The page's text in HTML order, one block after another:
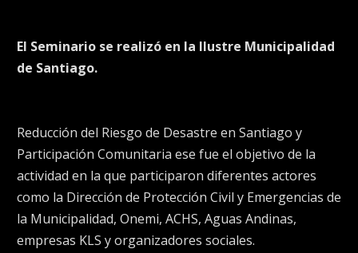
El Seminario se realizó en la Ilustre Municipalidad
de Santiago.
Reducción del Riesgo de Desastre en Santiago y
Participación Comunitaria ese fue el objetivo de la
actividad en la que participaron diferentes actores
como la Dirección de Protección Civil y Emergencias de
la Municipalidad, Onemi, ACHS, Aguas Andinas,
empresas KLS y organizadores sociales.